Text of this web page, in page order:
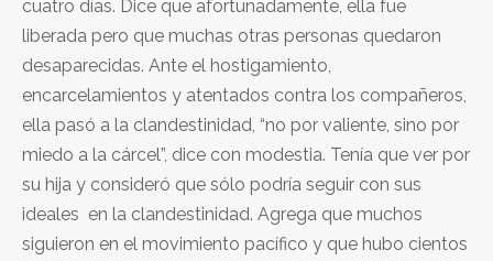
cuatro días. Dice que afortunadamente, ella fue
liberada pero que muchas otras personas quedaron
desaparecidas. Ante el hostigamiento,
encarcelamientos y atentados contra los compañeros,
ella pasó a la clandestinidad, “no por valiente, sino por
miedo a la cárcel”, dice con modestia. Tenía que ver por
su hija y consideró que sólo podría seguir con sus
ideales en la clandestinidad. Agrega que muchos
siguieron en el movimiento pacífico y que hubo cientos